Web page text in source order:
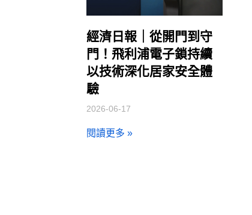
經濟日報｜從開門到守
門！飛利浦電子鎖持續
以技術深化居家安全體
驗
2026-06-17
閱讀更多 »